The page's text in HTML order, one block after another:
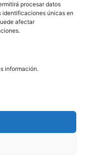
procesar datos
identificaciones únicas en
afectar
información.